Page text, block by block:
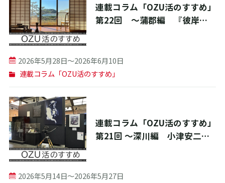
連載コラム「OZU活のすすめ」
第22回 ～蒲郡編 『彼岸
2026年5月28日〜2026年6月10日
連載コラム「OZU活のすすめ」
連載コラム「OZU活のすすめ」
第21回 ～深川編 小津安二郎
2026年5月14日〜2026年5月27日